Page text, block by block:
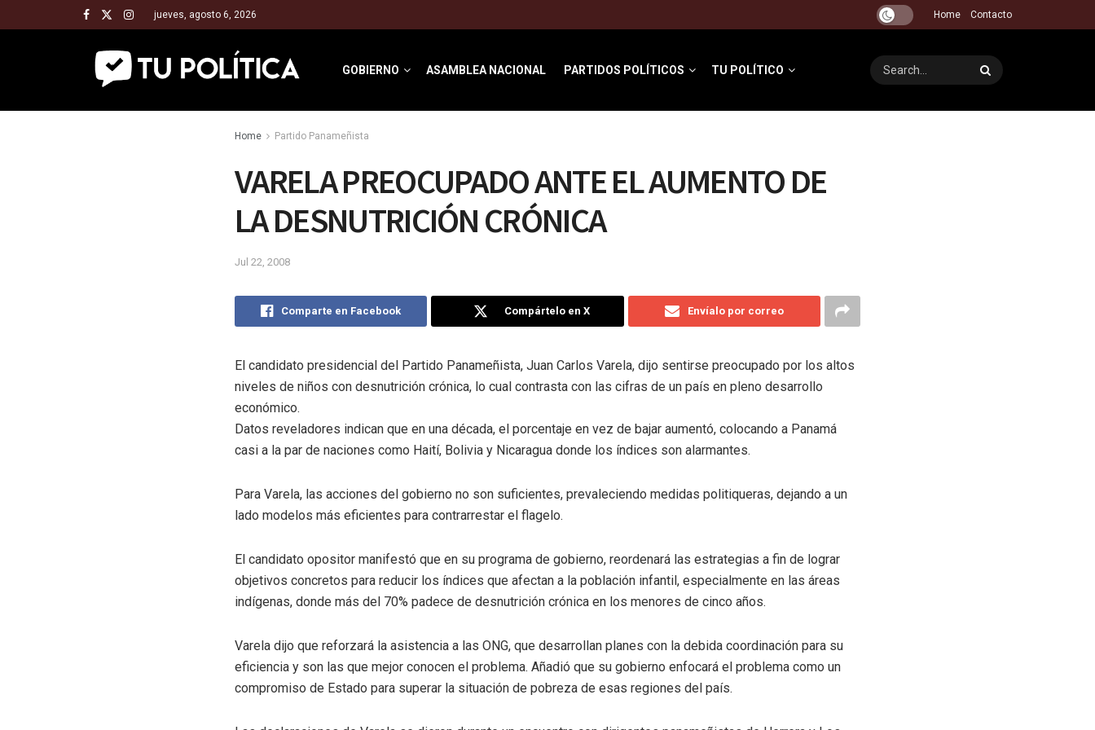
jueves, agosto 6, 2026 Home Contacto
GOBIERNO ASAMBLEA NACIONAL PARTIDOS POLÍTICOS TU POLÍTICO
Home Partido Panameñista
VARELA PREOCUPADO ANTE EL AUMENTO DE
LA DESNUTRICIÓN CRÓNICA
Jul 22, 2008
Comparte en Facebook Compártelo en X Envíalo por correo
El candidato presidencial del Partido Panameñista, Juan Carlos Varela, dijo sentirse preocupado por los altos
niveles de niños con desnutrición crónica, lo cual contrasta con las cifras de un país en pleno desarrollo
económico.
Datos reveladores indican que en una década, el porcentaje en vez de bajar aumentó, colocando a Panamá
casi a la par de naciones como Haití, Bolivia y Nicaragua donde los índices son alarmantes.
Para Varela, las acciones del gobierno no son suficientes, prevaleciendo medidas politiqueras, dejando a un
lado modelos más eficientes para contrarrestar el flagelo.
El candidato opositor manifestó que en su programa de gobierno, reordenará las estrategias a fin de lograr
objetivos concretos para reducir los índices que afectan a la población infantil, especialmente en las áreas
indígenas, donde más del 70% padece de desnutrición crónica en los menores de cinco años.
Varela dijo que reforzará la asistencia a las ONG, que desarrollan planes con la debida coordinación para su
eficiencia y son las que mejor conocen el problema. Añadió que su gobierno enfocará el problema como un
compromiso de Estado para superar la situación de pobreza de esas regiones del país.